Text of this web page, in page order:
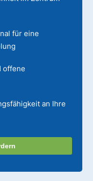
für eine
offene
an Ihre